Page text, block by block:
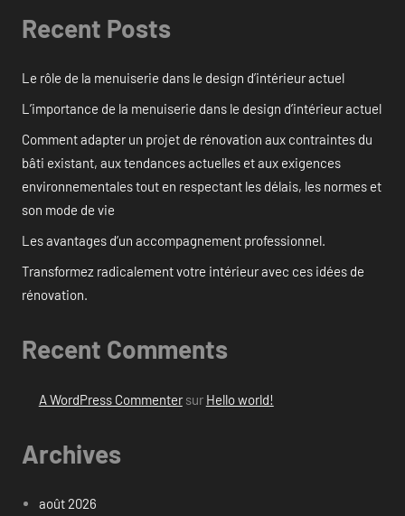
Recent Posts
Le rôle de la menuiserie dans le design d’intérieur actuel
L’importance de la menuiserie dans le design d’intérieur actuel
Comment adapter un projet de rénovation aux contraintes du
bâti existant, aux tendances actuelles et aux exigences
environnementales tout en respectant les délais, les normes et
son mode de vie
Les avantages d’un accompagnement professionnel.
Transformez radicalement votre intérieur avec ces idées de
rénovation.
Recent Comments
A WordPress Commentersur Hello world!
Archives
août 2026